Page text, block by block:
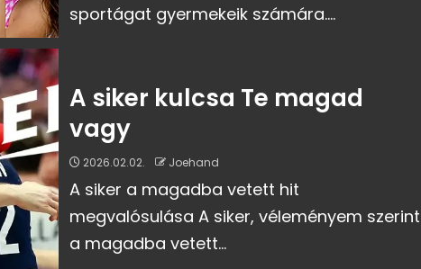
sportágat gyermekeik számára....
A siker kulcsa Te magad
vagy
2026.02.02. Joehand
A siker a magadba vetett hit
megvalósulása A siker, véleményem szerint
a magadba vetett...